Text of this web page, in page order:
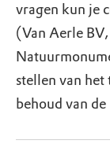
vragen kun je
(Van Aerle BV,
stellen van het
behoud van